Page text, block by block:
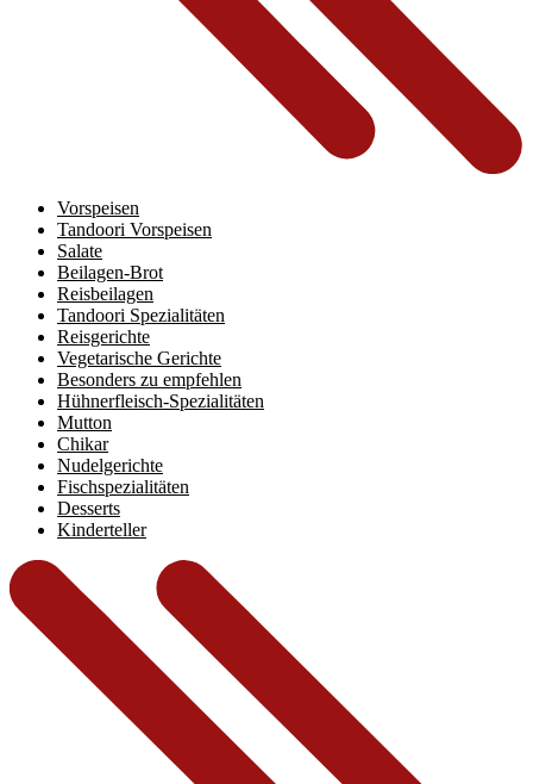
Vorspeisen
Tandoori Vorspeisen
Salate
Beilagen-Brot
Reisbeilagen
Tandoori Spezialitäten
Reisgerichte
Vegetarische Gerichte
Besonders zu empfehlen
Hühnerfleisch-Spezialitäten
Mutton
Chikar
Nudelgerichte
Fischspezialitäten
Desserts
Kinderteller